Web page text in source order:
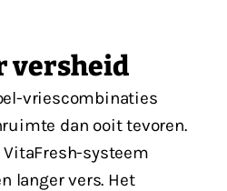
versheid
vriescombinaties
dan ooit tevoren.
systeem
langer vers. Het